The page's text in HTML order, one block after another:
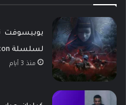
يوبيسوفت
لسلسلة Tom Clancy’s Ghost Recon
منذ 3 أيام